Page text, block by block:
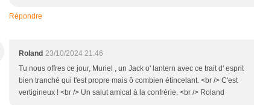
Répondre
Roland 23/10/2024 21:46
Tu nous offres ce jour, Muriel , un Jack o' lantern avec ce trait d' esprit
bien tranché qui t'est propre mais ô combien étincelant. <br /> C'est
vertigineux ! <br /> Un salut amical à la confrérie. <br /> Roland